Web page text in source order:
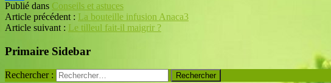
Partager
Publié dans Conseils et astuces
Article précédent : La bouteille infusion Anaca3
Article suivant : Le tilleul fait-il maigrir ?
Primaire Sidebar
Rechercher :